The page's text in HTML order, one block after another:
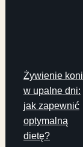
Żywienie koni
w upalne dni:
jak zapewnić
optymalną
dietę?